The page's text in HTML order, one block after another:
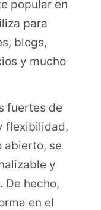
popular en
para
blogs,
y mucho
fuertes de
flexibilidad,
abierto, se
y
De hecho,
en el